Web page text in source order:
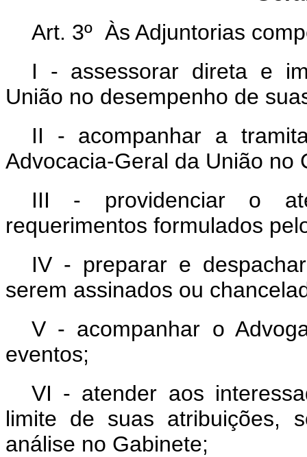
Art. 3º Às Adjuntorias
I - assessorar direta e
União no desempenho de
II - acompanhar a
Advocacia-Geral da União no
III - providenciar o
requerimentos formulados
IV - preparar e
serem assinados ou
V - acompanhar o
eventos;
VI - atender aos
limite de suas atribuições,
análise no Gabinete;